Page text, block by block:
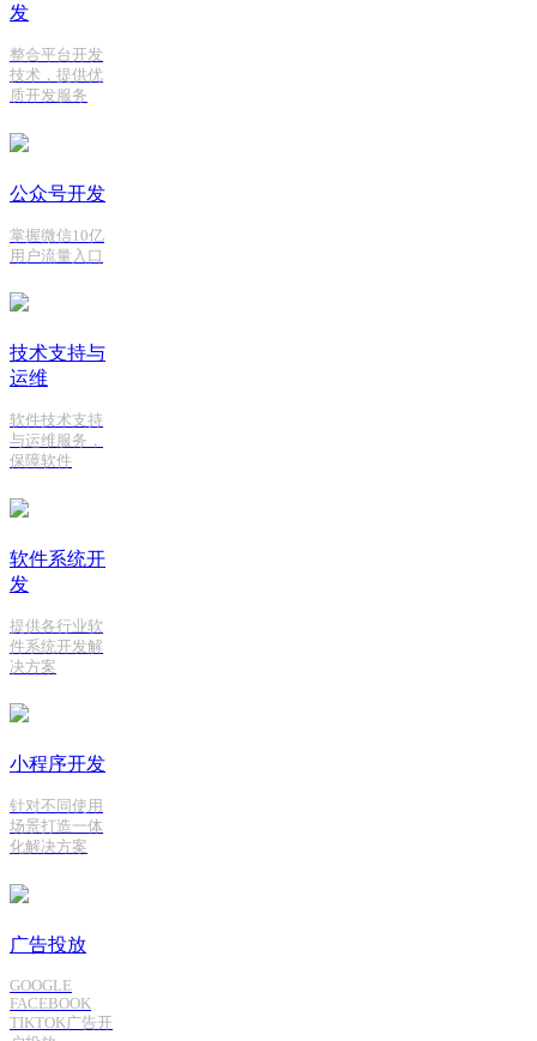
发
整合平台开发
技术，提供优
质开发服务
公众号开发
掌握微信10亿
用户流量入口
技术支持与
运维
软件技术支持
与运维服务，
保障软件
软件系统开
发
提供各行业软
件系统开发解
决方案
小程序开发
针对不同使用
场景打造一体
化解决方案
广告投放
GOOGLE
FACEBOOK
TIKTOK广告开